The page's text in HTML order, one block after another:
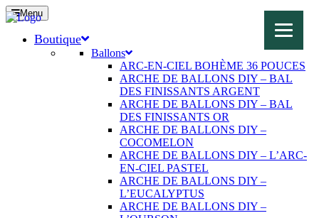
Menu
Boutique
Ballons
ARC-EN-CIEL BOHÈME 36 POUCES
ARCHE DE BALLONS DIY – BAL
DES FINISSANTS ARGENT
ARCHE DE BALLONS DIY – BAL
DES FINISSANTS OR
ARCHE DE BALLONS DIY –
COCOMELON
ARCHE DE BALLONS DIY – L’ARC-
EN-CIEL PASTEL
ARCHE DE BALLONS DIY –
L’EUCALYPTUS
ARCHE DE BALLONS DIY –